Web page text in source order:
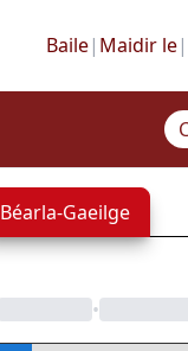
Baile| Maidir le|
Béarla-Gaeilge
•